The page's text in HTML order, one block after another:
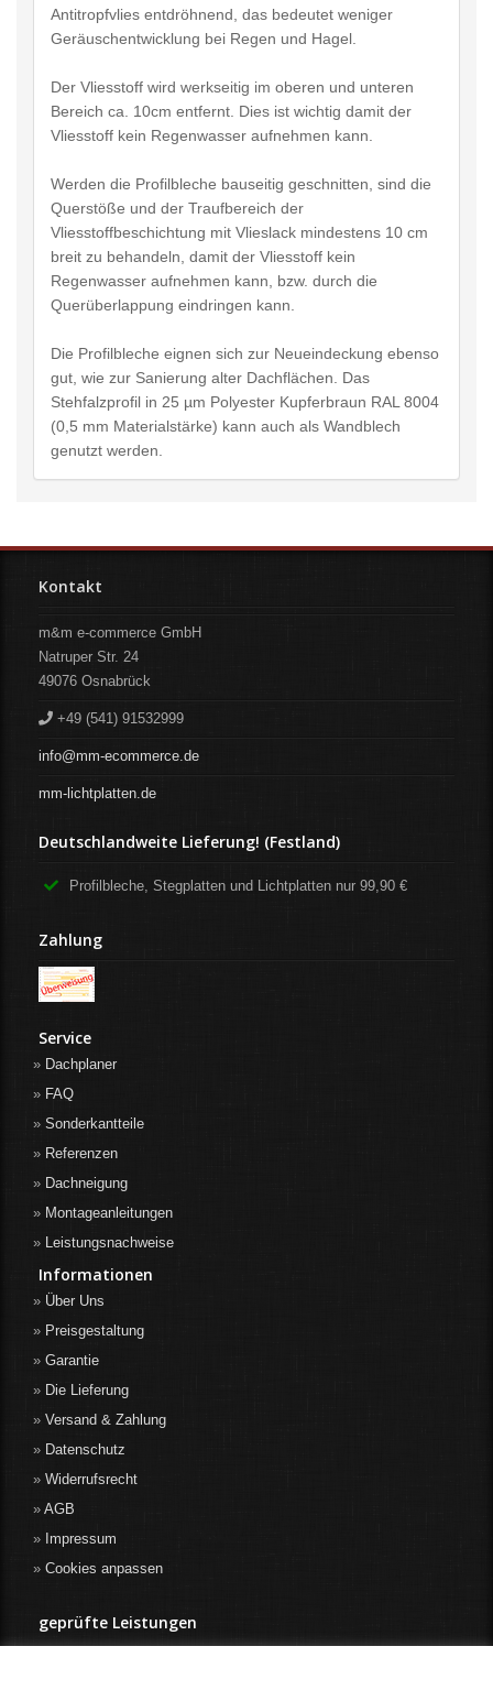
Antitropfvlies entdröhnend, das bedeutet weniger
Geräuschentwicklung bei Regen und Hagel.
Der Vliesstoff wird werkseitig im oberen und unteren
Bereich ca. 10cm entfernt. Dies ist wichtig damit der
Vliesstoff kein Regenwasser aufnehmen kann.
Werden die Profilbleche bauseitig geschnitten, sind die
Querstöße und der Traufbereich der
Vliesstoffbeschichtung mit Vlieslack mindestens 10 cm
breit zu behandeln, damit der Vliesstoff kein
Regenwasser aufnehmen kann, bzw. durch die
Querüberlappung eindringen kann.
Die Profilbleche eignen sich zur Neueindeckung ebenso
gut, wie zur Sanierung alter Dachflächen. Das
Stehfalzprofil in 25 µm Polyester Kupferbraun RAL 8004
(0,5 mm Materialstärke) kann auch als Wandblech
genutzt werden.
Kontakt
m&m e-commerce GmbH
Natruper Str. 24
49076 Osnabrück
+49 (541) 91532999
info@mm-ecommerce.de
mm-lichtplatten.de
Deutschlandweite Lieferung! (Festland)
Profilbleche, Stegplatten und Lichtplatten nur 99,90 €
Zahlung
Service
Dachplaner
FAQ
Sonderkantteile
Referenzen
Dachneigung
Montageanleitungen
Leistungsnachweise
Informationen
Über Uns
Preisgestaltung
Garantie
Die Lieferung
Versand & Zahlung
Datenschutz
Widerrufsrecht
AGB
Impressum
Cookies anpassen
geprüfte Leistungen